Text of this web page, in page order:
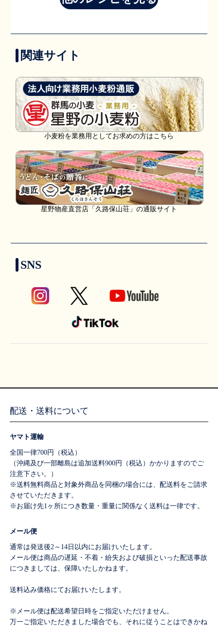
関連サイト
小麦粉を業務用としてお求めの方はこちら
星野物産直営店「久路保山荘」の通販サイト
SNS
配送・送料について
ヤマト運輸
全国一律700円（税込）
（沖縄及び一部離島は追加送料900円（税込）かかりますのでご
注意下さい。）
※送料無料商品と対象外商品を同梱の場合には、配送料をご請求
させていただきます。
※お届け先1ヶ所につき数量・重量に関係なく送料は一律です。
メール便
通常は発送後2～14日以内にお届けいたします。
メール便は商品の遅延・不着・紛失および破損といった配送事故
につきましては、保障いたしかねます。
送料込み価格にてお届けいたします。
※メール便は配送希望日時をご指定いただけません。
万一ご指定いただきました場合でも、それに従うことはできかね